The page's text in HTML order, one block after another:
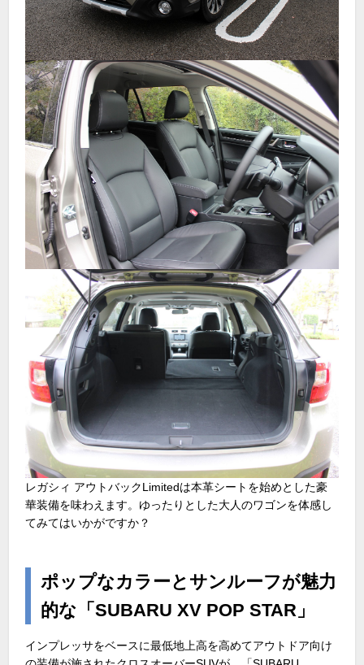
レガシィ アウトバックLimitedは本革シートを始めとした豪
華装備を味わえます。ゆったりとした大人のワゴンを体感し
てみてはいかがですか？
ポップなカラーとサンルーフが魅力
的な「SUBARU XV POP STAR」
インプレッサをベースに最低地上高を高めてアウトドア向け